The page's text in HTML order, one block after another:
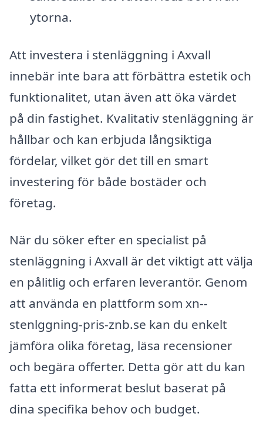
ytorna.
Att investera i stenläggning i Axvall
innebär inte bara att förbättra estetik och
funktionalitet, utan även att öka värdet
på din fastighet. Kvalitativ stenläggning är
hållbar och kan erbjuda långsiktiga
fördelar, vilket gör det till en smart
investering för både bostäder och
företag.
När du söker efter en specialist på
stenläggning i Axvall är det viktigt att välja
en pålitlig och erfaren leverantör. Genom
att använda en plattform som xn--
stenlggning-pris-znb.se kan du enkelt
jämföra olika företag, läsa recensioner
och begära offerter. Detta gör att du kan
fatta ett informerat beslut baserat på
dina specifika behov och budget.